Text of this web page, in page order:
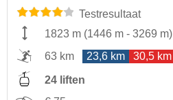
Testresultaat
1823 m (1446 m - 3269 m)
63 km
23,6 km 30,5 km
24 liften